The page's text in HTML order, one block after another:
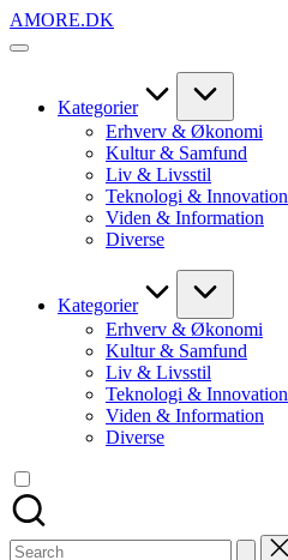
Skip
to
AMORE.DK
For
Kategorier
Erhverv & Økonomi
Kultur & Samfund
Liv & Livsstil
Teknologi & Innovation
Viden & Information
Diverse
Kategorier
Erhverv & Økonomi
Kultur & Samfund
Liv & Livsstil
Teknologi & Innovation
Viden & Information
Diverse
Search